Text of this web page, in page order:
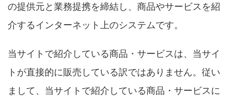
の提供元と業務提携を締結し、商品やサービスを紹
介するインターネット上のシステムです。
当サイトで紹介している商品・サービスは、当サイ
トが直接的に販売している訳ではありません。従い
まして、当サイトで紹介している商品・サービスに